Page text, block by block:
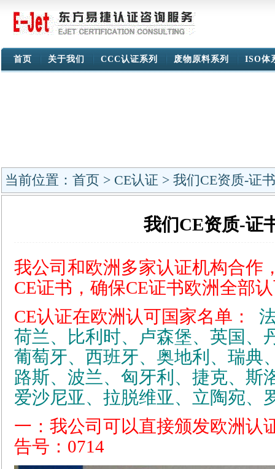
首页 关于我们 CCC认证系列 废物原料系列 ISO体
当前位置： 首页 > CE认证 > 我们CE资质-证
我们CE资质-证
我公司和欧洲多家认证机构合作
CE证书，确保CE证书欧洲全部
CE认证在欧洲认可国家名单：
荷兰、比利时、卢森堡、英国、
葡萄牙、西班牙、奥地利、瑞典
路斯、波兰、匈牙利、捷克、斯
爱沙尼亚、拉脱维亚、立陶宛、
一： 我公司可以直接颁发欧洲认
告号：0714